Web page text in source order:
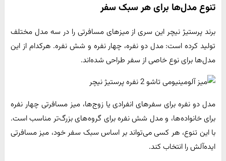
تنوع مدل‌ها برای هر سبک سفر
برند پرستیژ نیچر این سری از میزهای مسافرتی را در سه مدل مختلف
تولید کرده است: مدل دو نفره، چهار نفره و شش نفره. هرکدام از این
مدل‌ها برای نوع خاصی از سفر طراحی شده‌اند.
مدل دو نفره برای سفرهای انفرادی یا زوج‌ها، میز مسافرتی چهار نفره
برای خانواده‌ها، و مدل شش نفره برای گروه‌های بزرگ‌تر مناسب است.
با این تنوع، هر کسی می‌تواند بر اساس سبک سفر خود، میز مسافرتی
ایده‌آلش را انتخاب کند.